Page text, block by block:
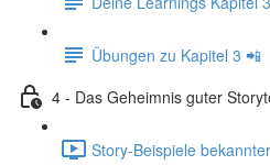
Übungen zu Kapitel 3 📲
4 - Das Geheimnis guter
Story-Beispiele